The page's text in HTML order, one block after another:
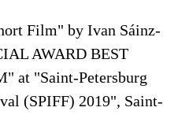
Film" by Ivan Sáinz-
AWARD BEST
at "Saint-Petersburg
(SPIFF) 2019", Saint-